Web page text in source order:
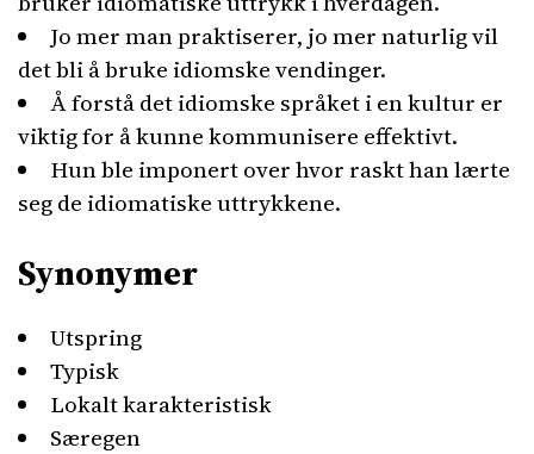
Jo mer man praktiserer, jo mer naturlig vil
det bli å bruke idiomske vendinger.
Å forstå det idiomske språket i en kultur er
viktig for å kunne kommunisere effektivt.
Hun ble imponert over hvor raskt han lærte
seg de idiomatiske uttrykkene.
Synonymer
Utspring
Typisk
Lokalt karakteristisk
Særegen